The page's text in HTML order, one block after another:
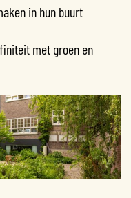
in hun buurt
met groen en